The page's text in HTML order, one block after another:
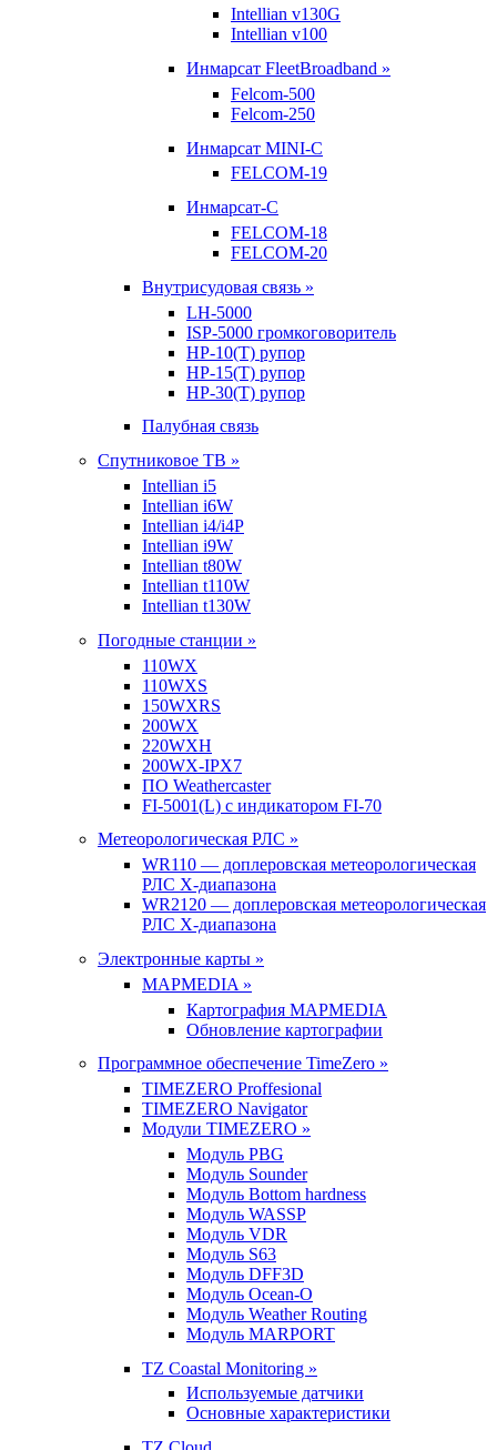
Intellian v130G
Intellian v100
Инмарсат FleetBroadband »
Felcom-500
Felcom-250
Инмарсат MINI-C
FELCOM-19
Инмарсат-С
FELCOM-18
FELCOM-20
Внутрисудовая связь »
LH-5000
ISP-5000 громкоговоритель
HP-10(T) рупор
HP-15(T) рупор
HP-30(T) рупор
Палубная связь
Спутниковое ТВ »
Intellian i5
Intellian i6W
Intellian i4/i4P
Intellian i9W
Intellian t80W
Intellian t110W
Intellian t130W
Погодные станции »
110WX
110WXS
150WXRS
200WX
220WXH
200WX-IPX7
ПО Weathercaster
FI-5001(L) с индикатором FI-70
Метеорологическая РЛС »
WR110 — доплеровская метеорологическая
РЛС X-диапазона
WR2120 — доплеровская метеорологическая
РЛС X-диапазона
Электронные карты »
MAPMEDIA »
Картография MAPMEDIA
Обновление картографии
Программное обеспечение TimeZero »
TIMEZERO Proffesional
TIMEZERO Navigator
Модули TIMEZERO »
Модуль PBG
Модуль Sounder
Модуль Bottom hardness
Модуль WASSP
Модуль VDR
Модуль S63
Модуль DFF3D
Модуль Ocean-O
Модуль Weather Routing
Модуль MARPORT
TZ Coastal Monitoring »
Используемые датчики
Основные характеристики